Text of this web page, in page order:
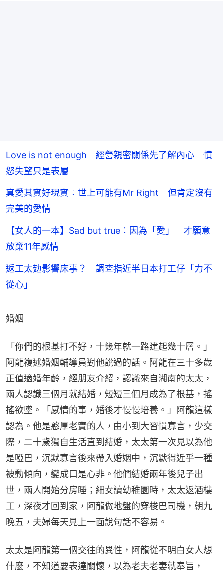
Love is not enough 經營親密關係先了解內心 憤
怒失望只是表層
真愛其實好現實︰世上可能有Mr Right 但肯定沒有
完美的愛情
【女人的一本】Sad but true︰因為「愛」 才願意
放棄11年感情
返工太攰影響床事？ 調查指近半日本打工仔「力不
從心」
婚姻
「你們的根基打不好，十幾年就一路建起幾十層。」
阿龍複述婚姻輔導員對他說過的話。阿龍在三十多歲
正值適婚年齡，經朋友介紹，認識來自湖南的太太，
兩人認識三個月就結婚，短短三個月成為了根基，搖
搖欲墜。「感情的事，婚後才慢慢培養。」阿龍這樣
認為。他是憨厚老實的人，由小到大習慣寡言，少交
際，二十歲獨自生活直到結婚，太太第一次見以為他
是啞巴，沉默寡言後來帶入婚姻中，沉默得近乎一種
被動傾向，變成口是心非。他們結婚兩年後兒子出
世，兩人開始分房睡；細女讀幼稚園時，太太返酒樓
工，深夜才回到家，阿龍做地盤的穿梭巴司機，朝九
晚五，夫婦每天見上一面說句話不容易。
太太是阿龍第一個交往的異性，阿龍從不明白女人想
什麼，不知道要表達關懷，以為老夫老妻就奉旨，